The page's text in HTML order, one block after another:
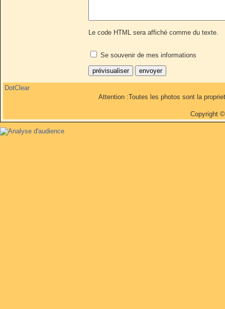
Le code HTML sera affiché comme du texte.
Se souvenir de mes informations
DotClear
Attention :Toutes les photos sont la
Copyright